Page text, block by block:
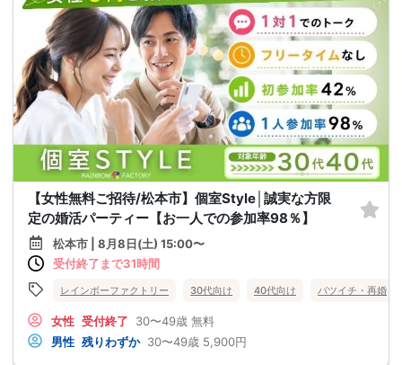
【女性無料ご招待/松本市】個室Style│誠実な方限
定の婚活パーティー【お一人での参加率98％】
松本市 | 8月8日(土) 15:00〜
受付終了まで31時間
レインボーファクトリー 30代向け 40代向け バツイチ・再婚
女性 受付終了 30〜49歳 無料
男性 残りわずか 30〜49歳 5,900円